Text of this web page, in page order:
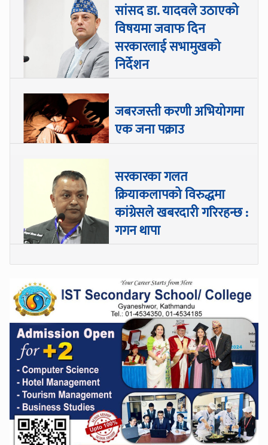
सांसद डा‍‍. यादवले उठाएको
विषयमा जवाफ दिन
सरकारलाई सभामुखको
निर्देशन
जबरजस्ती करणी अभियोगमा
एक जना पक्राउ
सरकारका गलत
क्रियाकलापको विरुद्धमा
कांग्रेसले खबरदारी गरिरहन्छ :
गगन थापा